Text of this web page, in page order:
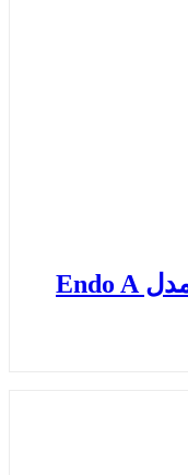
دستگاه روتاری Krafit مدل Endo A